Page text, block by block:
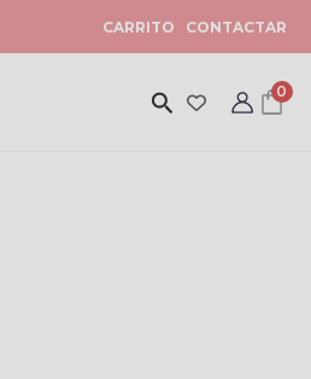
CARRITO CONTACTAR
0